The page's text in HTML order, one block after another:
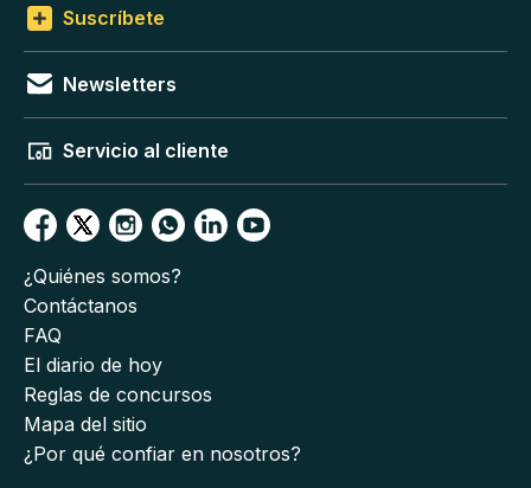
Suscríbete
Newsletters
Servicio al cliente
¿Quiénes somos?
Contáctanos
FAQ
El diario de hoy
Reglas de concursos
Mapa del sitio
¿Por qué confiar en nosotros?